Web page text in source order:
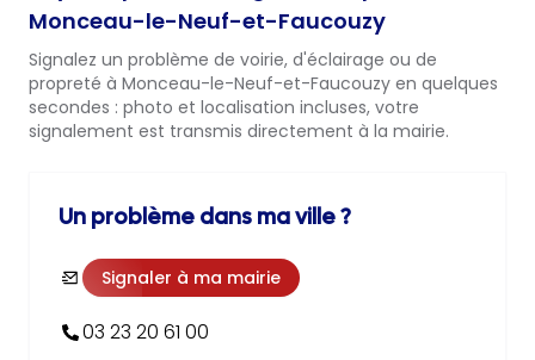
Monceau-le-Neuf-et-Faucouzy
Signalez un problème de voirie, d'éclairage ou de
propreté à Monceau-le-Neuf-et-Faucouzy en quelques
secondes : photo et localisation incluses, votre
signalement est transmis directement à la mairie.
Un problème dans ma ville ?
Signaler à ma mairie
03 23 20 61 00